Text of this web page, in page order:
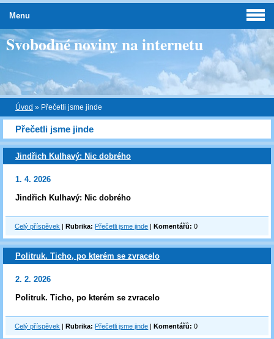
Svobodné noviny na internetu
Úvod » Přečetli jsme jinde
Přečetli jsme jinde
Jindřich Kulhavý: Nic dobrého
1. 4. 2026
Jindřich Kulhavý: Nic dobrého
Celý příspěvek |Rubrika: Přečetli jsme jinde |Komentářů: 0
Politruk. Ticho, po kterém se zvracelo
2. 2. 2026
Politruk. Ticho, po kterém se zvracelo
Celý příspěvek |Rubrika: Přečetli jsme jinde |Komentářů: 0
Menu